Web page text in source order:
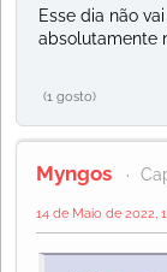
Esse dia não
absolutamente
(1 gosto)
Myngos
14 de Maio de 2022,